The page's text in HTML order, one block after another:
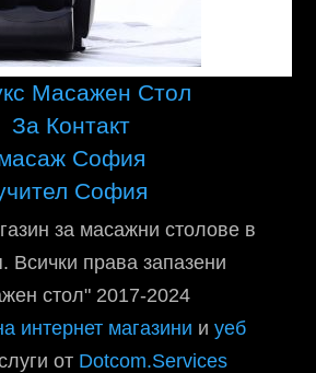
Масажен Стол
За Контакт
София
София
за масажни столове в
Всички права запазени
стол" 2017-2024
интернет магазини и уеб
от Dotcom.Services